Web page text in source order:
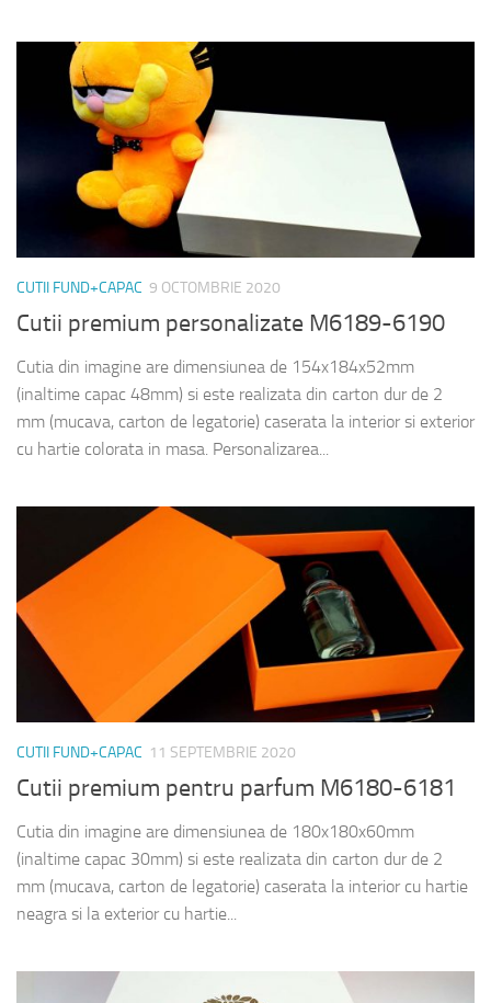
CUTII FUND+CAPAC 9 OCTOMBRIE 2020
Cutii premium personalizate M6189-6190
Cutia din imagine are dimensiunea de 154x184x52mm
(inaltime capac 48mm) si este realizata din carton dur de 2
mm (mucava, carton de legatorie) caserata la interior si exterior
cu hartie colorata in masa. Personalizarea...
CUTII FUND+CAPAC 11 SEPTEMBRIE 2020
Cutii premium pentru parfum M6180-6181
Cutia din imagine are dimensiunea de 180x180x60mm
(inaltime capac 30mm) si este realizata din carton dur de 2
mm (mucava, carton de legatorie) caserata la interior cu hartie
neagra si la exterior cu hartie...